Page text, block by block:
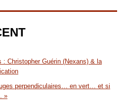
: Christopher Guérin (Nexans) & la
perpendiculaires… en vert… et si
»